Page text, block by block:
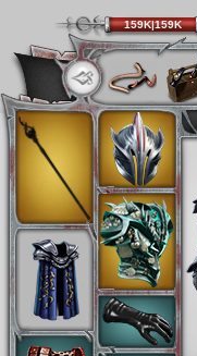
159K|159K